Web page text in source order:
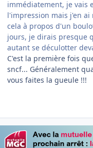
immédiatement, je vais
l'impression mais j'en ai
cela à propos d'un
jours, je dirais presque
autant se déculotter
C'est la première fois
sncf... Généralement
vous faites la gueule !!!